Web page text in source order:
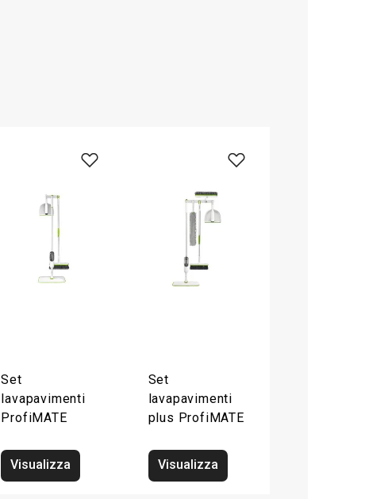
Set
lavapavimenti
ProfiMATE
Visualizza
Set
lavapavimenti
plus ProfiMATE
Visualizza